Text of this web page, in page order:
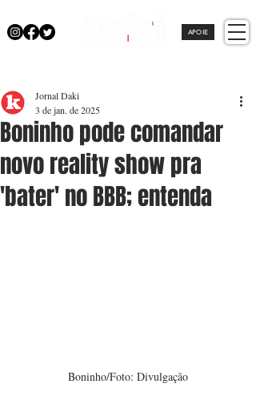
APOIE
Boninho pode comandar
novo reality show pra
'bater' no BBB; entenda
Jornal Daki
3 de jan. de 2025
Boninho/Foto: Divulgação